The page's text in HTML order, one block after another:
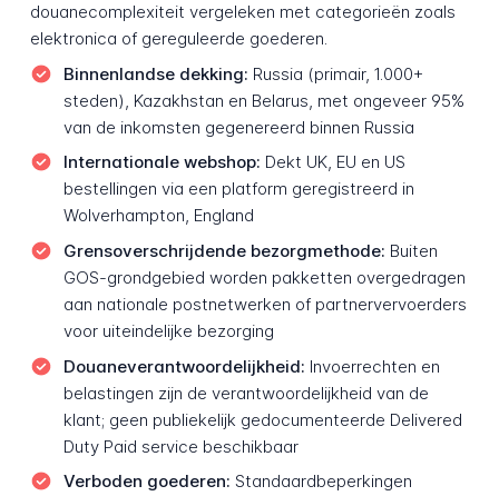
douanecomplexiteit vergeleken met categorieën zoals
elektronica of gereguleerde goederen.
Binnenlandse dekking: Russia (primair, 1.000+
steden), Kazakhstan en Belarus, met ongeveer 95%
van de inkomsten gegenereerd binnen Russia
Internationale webshop: Dekt UK, EU en US
bestellingen via een platform geregistreerd in
Wolverhampton, England
Grensoverschrijdende bezorgmethode: Buiten
GOS-grondgebied worden pakketten overgedragen
aan nationale postnetwerken of partnervervoerders
voor uiteindelijke bezorging
Douaneverantwoordelijkheid: Invoerrechten en
belastingen zijn de verantwoordelijkheid van de
klant; geen publiekelijk gedocumenteerde Delivered
Duty Paid service beschikbaar
Verboden goederen: Standaardbeperkingen